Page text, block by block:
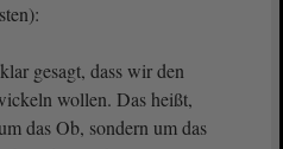
gesagt, dass wir den
wollen. Das heißt,
das Ob, sondern um das